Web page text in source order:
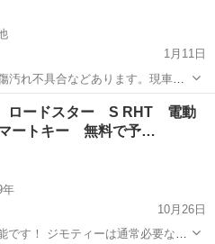
1月11日
れ不具合などあります。現車確
換えるためお譲りします。 販売価
販売するであろう価格の間にし
ドスター
ロードスター S RHT 電動
ートキー 無料で予…
年
10月26日
常必要なお